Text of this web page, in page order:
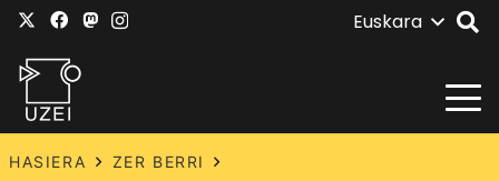
Euskara
HASIERA
ZER BERRI